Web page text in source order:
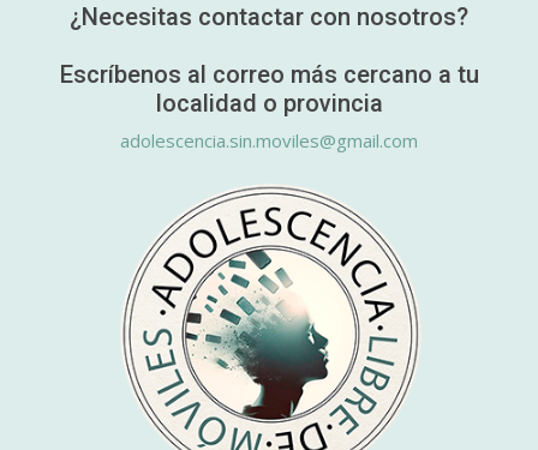
¿Necesitas contactar con nosotros?
Escríbenos al correo más cercano a tu
localidad o provincia
adolescencia.sin.moviles@gmail.com